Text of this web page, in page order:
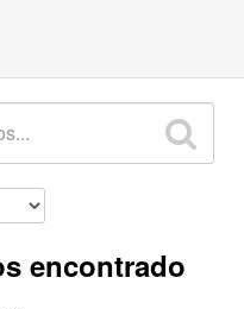
encontrado